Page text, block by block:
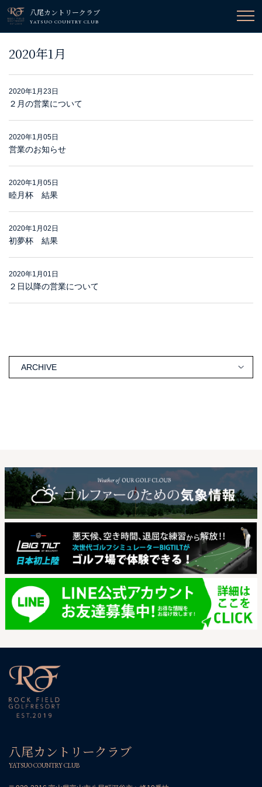
八尾カントリークラブ
YATSUO COUNTRY CLUB
2020年1月
2020年1月23日
２月の営業について
2020年1月05日
営業のお知らせ
2020年1月05日
睦月杯 結果
2020年1月02日
初夢杯 結果
2020年1月01日
２日以降の営業について
ARCHIVE
八尾カントリークラブ
YATSUO COUNTRY CLUB